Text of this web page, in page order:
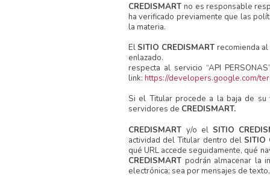
CREDISMARTno es responsable
ha verificado previamente que las
la materia.
ElSITIO CREDISMARTrecomienda
respecta al servicio “API
link: https://developers.google.com/
Si el Titular procede a la baja de su
servidores de CREDISMART.
CREDISMART y/o el SITIO
actividad del Titular dentro delSITIO
qué URL accede seguidamente, qué
CREDISMARTpodrán almacenar la
electrónica; sea por mensajes de